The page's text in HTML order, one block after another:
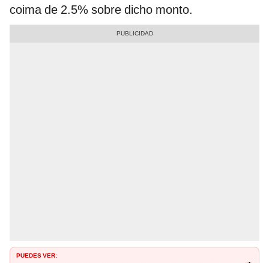
coima de 2.5% sobre dicho monto.
PUEDES VER: